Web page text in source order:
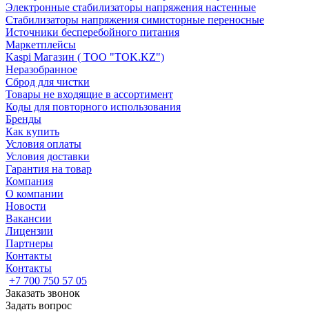
Электронные стабилизаторы напряжения настенные
Стабилизаторы напряжения симисторные переносные
Источники бесперебойного питания
Маркетплейсы
Kaspi Магазин ( ТОО "TOK.KZ")
Неразобранное
Сброд для чистки
Товары не входящие в ассортимент
Коды для повторного использования
Бренды
Как купить
Условия оплаты
Условия доставки
Гарантия на товар
Компания
О компании
Новости
Вакансии
Лицензии
Партнеры
Контакты
Контакты
+7 700 750 57 05
Заказать звонок
Задать вопрос